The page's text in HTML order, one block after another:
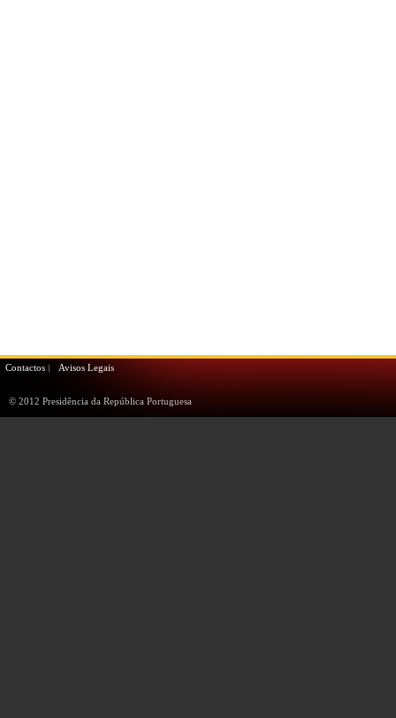
Contactos Avisos Legais
© 2012 Presidência da República Portuguesa